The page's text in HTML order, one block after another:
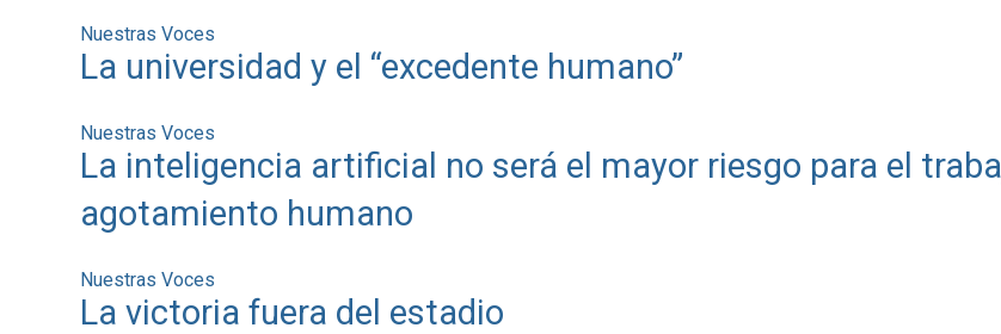
Nuestras Voces
La universidad y el “excedente humano”
Nuestras Voces
La inteligencia artificial no será el mayor riesgo para el
agotamiento humano
Nuestras Voces
La victoria fuera del estadio